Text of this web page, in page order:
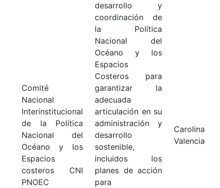
Comité
Nacional
Interinstitucional
de la Política
Nacional del
Océano y los
Espacios
costeros CNI
PNOEC
desarrollo y
coordinación de
la Política
Nacional del
Océano y los
Espacios
Costeros para
garantizar la
adecuada
articulación en su
administración y
desarrollo
sostenible,
incluidos los
planes de acción
para
Carolina
Valencia